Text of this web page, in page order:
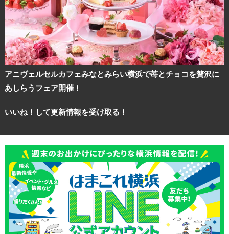
アニヴェルセルカフェみなとみらい横浜で苺とチョコを贅沢に
あしらうフェア開催！
いいね！して更新情報を受け取る！
ランキング
ブログ記事
サイトについて